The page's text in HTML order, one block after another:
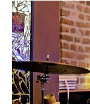
Show larger